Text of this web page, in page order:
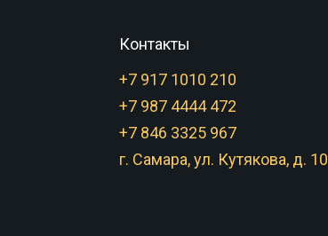
Контакты
+7 917 1010 210
+7 987 4444 472
+7 846 3325 967
г. Самара, ул. Кутякова, д. 10